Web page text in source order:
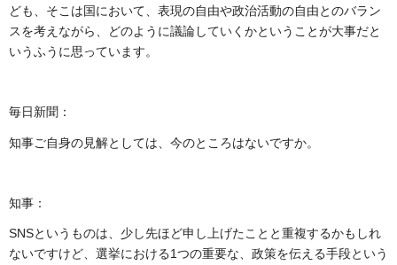
ども、そこは国において、表現の自由や政治活動の自由とのバラン
スを考えながら、どのように議論していくかということが大事だと
いうふうに思っています。
毎日新聞：
知事ご自身の見解としては、今のところはないですか。
知事：
SNSというものは、少し先ほど申し上げたことと重複するかもしれ
ないですけど、選挙における1つの重要な、政策を伝える手段という